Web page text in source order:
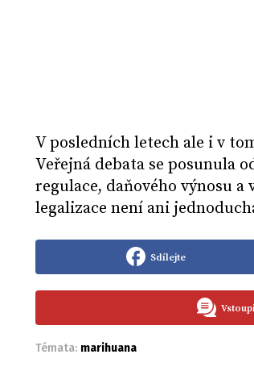
V posledních letech ale i v
Veřejná debata se posunula
regulace, daňového výnosu a
legalizace není ani
Sdílejte
Témata: marihuana